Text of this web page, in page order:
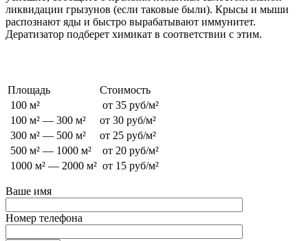
ликвидации грызунов (если таковые были). Крысы и мыши
распознают яды и быстро вырабатывают иммунитет.
Дератизатор подберет химикат в соответствии с этим.
Площадь
Стоимость
100 м²
от 35 руб/м²
100 м² — 300 м²
от 30 руб/м²
300 м² — 500 м²
от 25 руб/м²
500 м² — 1000 м²
от 20 руб/м²
1000 м² — 2000 м² от 15 руб/м²
Ваше имя
Номер телефона